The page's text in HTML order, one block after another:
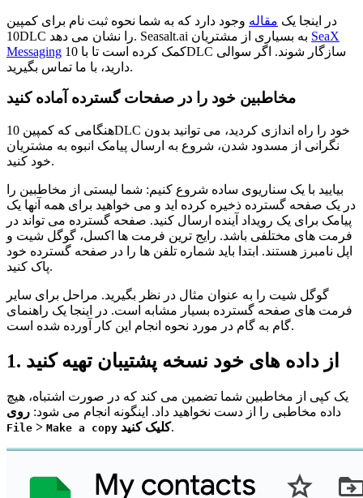
در اینجا یک مقاله وجود دارد که به شما نحوه ثبت نام برای کمپین
SeaX
Messaging
دارید، با ما تماس بگیرید.
مخاطبین خود را در صفحات گسترده آماده کنید
هنگامی که کمپین 10DLC خود را راه اندازی کردید، می توانید بدون
نگرانی از مسدود شدن، شروع به ارسال پیامک انبوه به مشتریان
خود کنید.
بیایید با یک سناریوی ساده شروع کنیم: شما لیستی از مخاطبین را
در یک صفحه گسترده ذخیره کرده اید و می خواهید برای همه آنها یک
پیامک برای یک رویداد آینده ارسال کنید. صفحه گسترده می تواند در
فرمت های مختلفی باشد. رایج ترین فرمت ها اکسل، گوگل شیت و
اپل نامبرز هستند. ابتدا باید شماره تلفن ها را در صفحه گسترده خود
پاک کنید.
گوگل شیت را به عنوان مثال در نظر بگیرید. مراحل برای سایر
فرمت های صفحه گسترده بسیار مشابه است. در اینجا یک راهنمای
گام به گام در مورد نحوه انجام این کار آورده شده است.
1. از داده های خود نسخه پشتیبان تهیه کنید
یک کپی از مخاطبین شما تضمین می کند که در صورت اشتباه، هیچ
داده مخاطبی را از دست نخواهید داد. اینگونه انجام می شود: روی
File > Make a copy کلیک کنید.